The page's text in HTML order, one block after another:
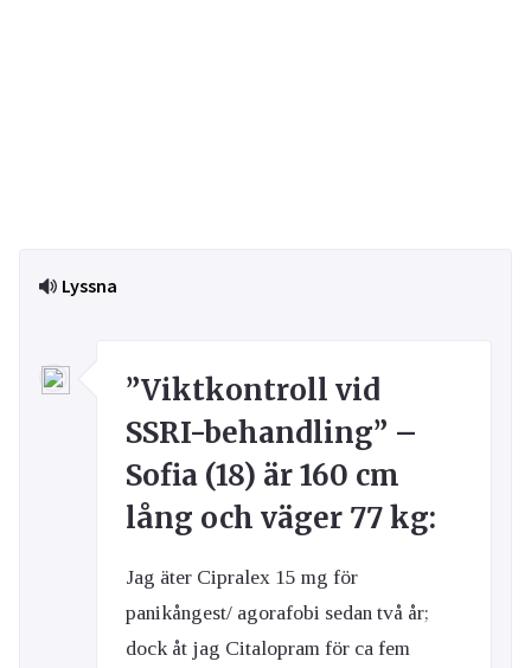
Lyssna
”Viktkontroll vid
SSRI-behandling” –
Sofia (18) är 160 cm
lång och väger 77 kg:
Jag äter Cipralex 15 mg för
panikångest/ agorafobi sedan två år;
dock åt jag Citalopram för ca fem